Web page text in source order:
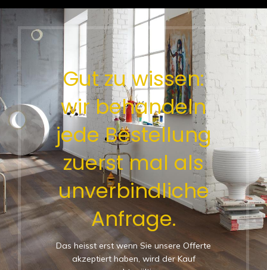
Gut zu wissen:
wir behandeln
jede Bestellung
zuerst mal als
unverbindliche
Anfrage.
Das heisst erst wenn Sie unsere Offerte
akzeptiert haben, wird der Kauf